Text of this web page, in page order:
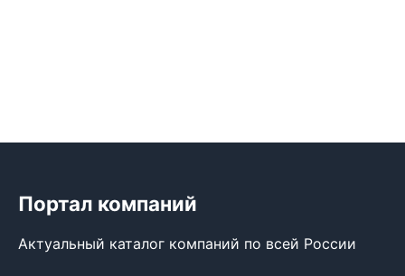
Портал компаний
Актуальный каталог компаний по всей России